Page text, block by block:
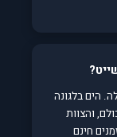
מתאים לילדים מגיל 3 ומעלה. הים בלגונה
והצוות
על הילדים. תינוקות 0–2 מוזמנים חינם